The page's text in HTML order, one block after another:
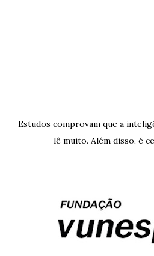
Estudos comprovam que a inteligência aumenta quando se
lê muito. Além disso, é